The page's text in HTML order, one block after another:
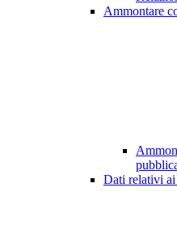
Ammontare
Dati relativi ai